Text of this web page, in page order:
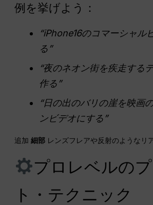
例を挙げよう：
“iPhone16のコマーシャル
る”
“夜のネオン街を疾走する
作る”
“日の出のバリの崖を映画
ンビデオにする”
追加細部 レンズフレアや反射のようなリ
プロレベルの
ト・テクニック